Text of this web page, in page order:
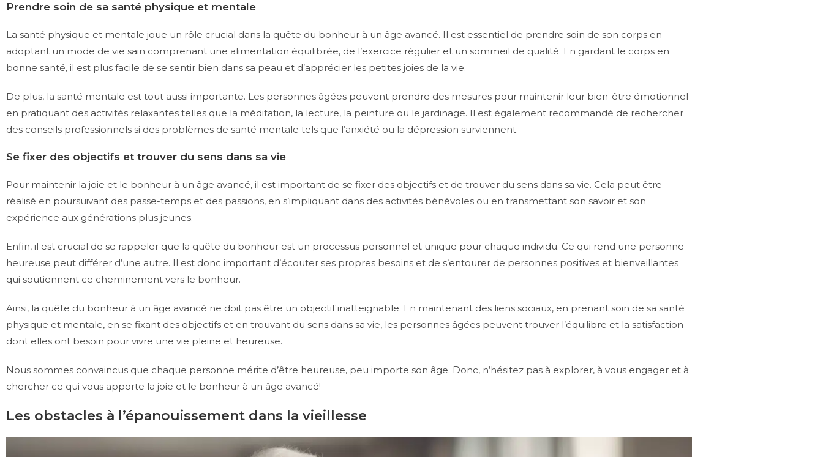
Prendre soin de sa santé physique et mentale
La santé physique et mentale joue un rôle crucial dans la quête du bonheur à un âge avancé. Il est essentiel de prendre soin de son corps en
adoptant un mode de vie sain comprenant une alimentation équilibrée, de l’exercice régulier et un sommeil de qualité. En gardant le corps en
bonne santé, il est plus facile de se sentir bien dans sa peau et d’apprécier les petites joies de la vie.
De plus, la santé mentale est tout aussi importante. Les personnes âgées peuvent prendre des mesures pour maintenir leur bien-être émotionnel
en pratiquant des activités relaxantes telles que la méditation, la lecture, la peinture ou le jardinage. Il est également recommandé de rechercher
des conseils professionnels si des problèmes de santé mentale tels que l’anxiété ou la dépression surviennent.
Se fixer des objectifs et trouver du sens dans sa vie
Pour maintenir la joie et le bonheur à un âge avancé, il est important de se fixer des objectifs et de trouver du sens dans sa vie. Cela peut être
réalisé en poursuivant des passe-temps et des passions, en s’impliquant dans des activités bénévoles ou en transmettant son savoir et son
expérience aux générations plus jeunes.
Enfin, il est crucial de se rappeler que la quête du bonheur est un processus personnel et unique pour chaque individu. Ce qui rend une personne
heureuse peut différer d’une autre. Il est donc important d’écouter ses propres besoins et de s’entourer de personnes positives et bienveillantes
qui soutiennent ce cheminement vers le bonheur.
Ainsi, la quête du bonheur à un âge avancé ne doit pas être un objectif inatteignable. En maintenant des liens sociaux, en prenant soin de sa santé
physique et mentale, en se fixant des objectifs et en trouvant du sens dans sa vie, les personnes âgées peuvent trouver l’équilibre et la satisfaction
dont elles ont besoin pour vivre une vie pleine et heureuse.
Nous sommes convaincus que chaque personne mérite d’être heureuse, peu importe son âge. Donc, n’hésitez pas à explorer, à vous engager et à
chercher ce qui vous apporte la joie et le bonheur à un âge avancé!
Les obstacles à l’épanouissement dans la vieillesse